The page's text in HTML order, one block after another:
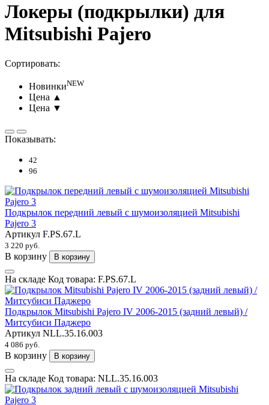
Локеры (подкрылки) для
Mitsubishi Pajero
Сортировать:
НовинкиNEW
Цена ▲
Цена ▼
Показывать:
42
96
Подкрылок передний левый с шумоизоляцией Mitsubishi
Pajero 3
Артикул F.PS.67.L
3 220 руб.
В корзину В корзину
На складе Код товара: F.PS.67.L
Подкрылок Mitsubishi Pajero IV 2006-2015 (задний левый) /
Митсубиси Паджеро
Артикул NLL.35.16.003
4 086 руб.
В корзину В корзину
На складе Код товара: NLL.35.16.003